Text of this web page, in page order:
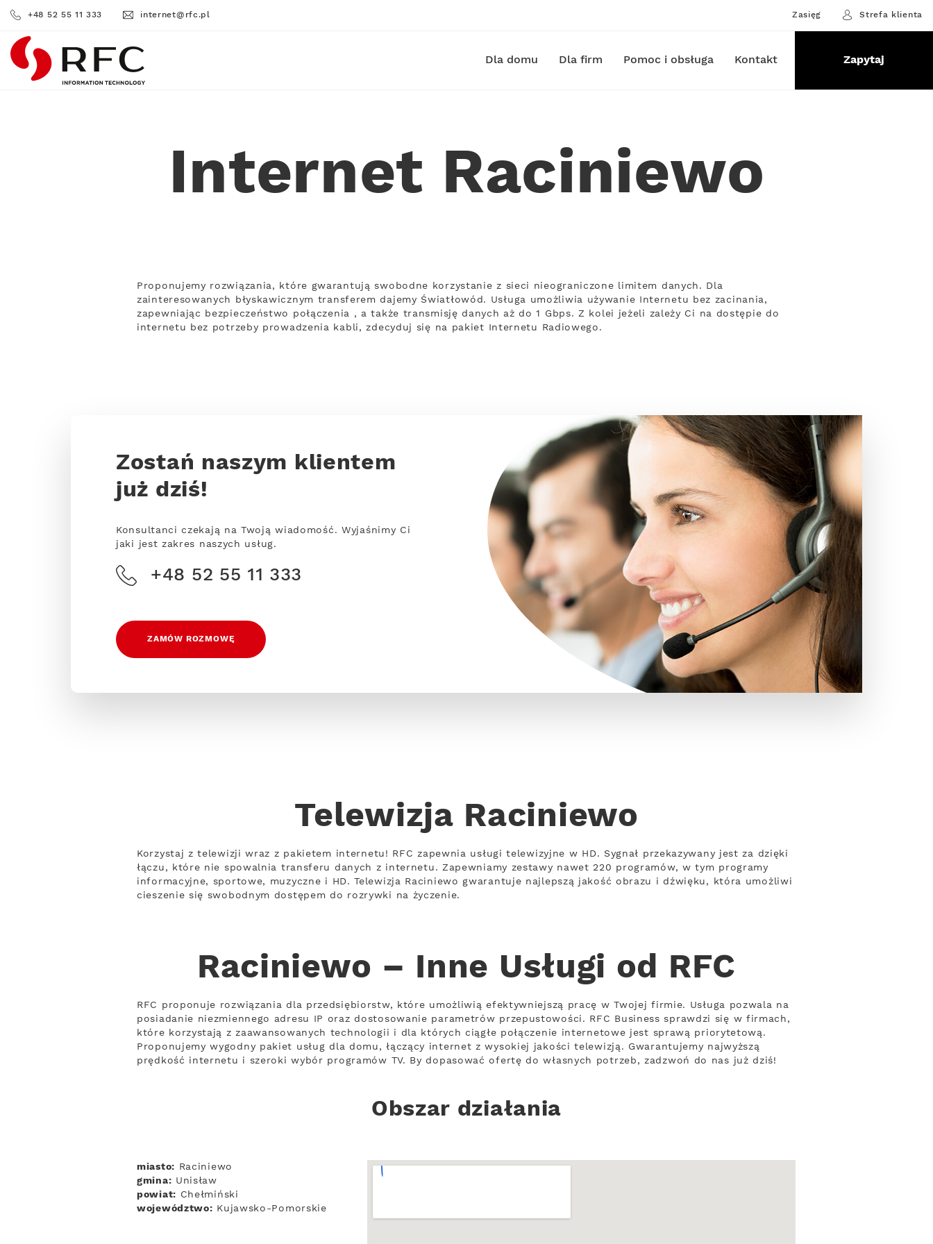
+48 52 55 11 333 internet@rfc.pl Zasięg Strefa klienta
RFC Dla domu Dla firm Pomoc i obsługa Kontakt Zapytaj
Internet Raciniewo
Proponujemy rozwiązania, które gwarantują swobodne korzystanie z sieci nieograniczone limitem danych. Dla
zainteresowanych błyskawicznym transferem dajemy Światłowód. Usługa umożliwia używanie Internetu bez zacinania,
zapewniając bezpieczeństwo połączenia , a także transmisję danych aż do 1 Gbps. Z kolei jeżeli zależy Ci na dostępie do
internetu bez potrzeby prowadzenia kabli, zdecyduj się na pakiet Internetu Radiowego.
Zostań naszym klientem
już dziś!
Konsultanci czekają na Twoją wiadomość. Wyjaśnimy Ci
jaki jest zakres naszych usług.
+48 52 55 11 333
ZAMÓW ROZMOWĘ
Telewizja Raciniewo
Korzystaj z telewizji wraz z pakietem internetu! RFC zapewnia usługi telewizyjne w HD. Sygnał przekazywany jest za dzięki
łączu, które nie spowalnia transferu danych z internetu. Zapewniamy zestawy nawet 220 programów, w tym programy
informacyjne, sportowe, muzyczne i HD. Telewizja Raciniewo gwarantuje najlepszą jakość obrazu i dźwięku, która umożliwi
cieszenie się swobodnym dostępem do rozrywki na życzenie.
Raciniewo – Inne Usługi od RFC
RFC proponuje rozwiązania dla przedsiębiorstw, które umożliwią efektywniejszą pracę w Twojej firmie. Usługa pozwala na
posiadanie niezmiennego adresu IP oraz dostosowanie parametrów przepustowości. RFC Business sprawdzi się w firmach,
które korzystają z zaawansowanych technologii i dla których ciągłe połączenie internetowe jest sprawą priorytetową.
Proponujemy wygodny pakiet usług dla domu, łączący internet z wysokiej jakości telewizją. Gwarantujemy najwyższą
prędkość internetu i szeroki wybór programów TV. By dopasować ofertę do własnych potrzeb, zadzwoń do nas już dziś!
Obszar działania
miasto: Raciniewo
gmina: Unisław
powiat: Chełmiński
województwo: Kujawsko-Pomorskie